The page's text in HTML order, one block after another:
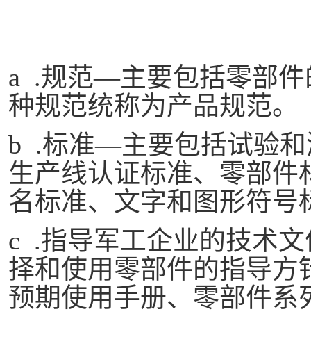
a .规范—主要包括零部件
种规范统称为产品规范。
b .标准—主要包括试验和
生产线认证标准、零部
名标准、文字和图形符号
c .指导军工企业的技术
择和使用零部件的指导
预期使用手册、零部件系